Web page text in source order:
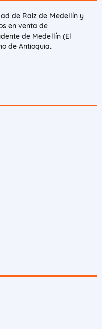
de Raiz de Medellín y
en venta de
de Medellín (El
de Antioquia.